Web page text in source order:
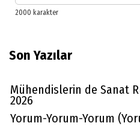
Son Yazılar
Mühendislerin de Sanat
2026
Yorum-Yorum-Yorum